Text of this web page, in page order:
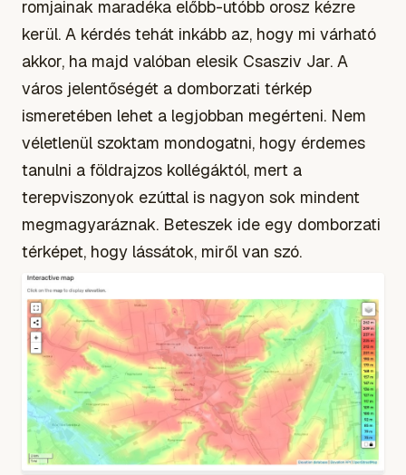
romjainak maradéka előbb-utóbb orosz kézre
kerül. A kérdés tehát inkább az, hogy mi várható
akkor, ha majd valóban elesik Csasziv Jar. A
város jelentőségét a domborzati térkép
ismeretében lehet a legjobban megérteni. Nem
véletlenül szoktam mondogatni, hogy érdemes
tanulni a földrajzos kollégáktól, mert a
terepviszonyok ezúttal is nagyon sok mindent
megmagyaráznak. Beteszek ide egy domborzati
térképet, hogy lássátok, miről van szó.